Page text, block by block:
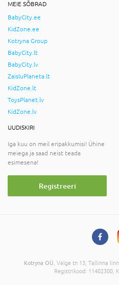
MEIE SÕBRAD
BabyCity.ee
KidZone.ee
Kotryna Group
BabyCity.lt
BabyCity.lv
ZaisluPlaneta.lt
KidZone.lt
ToysPlanet.lv
KidZone.lv
UUDISKIRI
Iga kuu on meil eripakkumisi! Ühine
meiega ja saad neist teada
esimesena!
Registreeri
Kotryna OÜ , Valge tn 13, Tallinna
Registrikood: 11402300,